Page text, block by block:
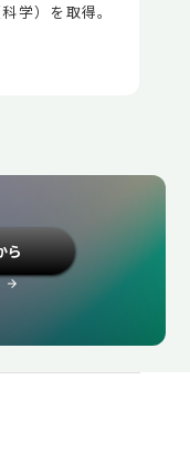
学）を取得。
ら
arrow_forward